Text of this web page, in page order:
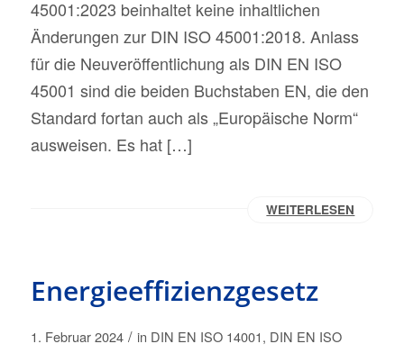
45001:2023 beinhaltet keine inhaltlichen
Änderungen zur DIN ISO 45001:2018. Anlass
für die Neuveröffentlichung als DIN EN ISO
45001 sind die beiden Buchstaben EN, die den
Standard fortan auch als „Europäische Norm“
ausweisen. Es hat […]
WEITERLESEN
Energieeffizienzgesetz
1. Februar 2024 / in DIN EN ISO 14001, DIN EN ISO